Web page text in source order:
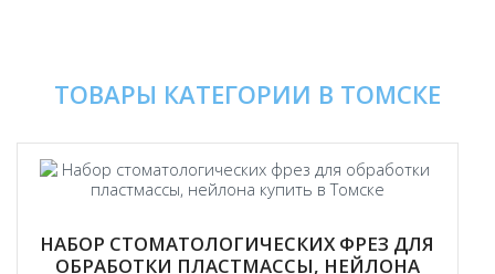
ТОВАРЫ КАТЕГОРИИ В ТОМСКЕ
НАБОР СТОМАТОЛОГИЧЕСКИХ ФРЕЗ ДЛЯ
ОБРАБОТКИ ПЛАСТМАССЫ, НЕЙЛОНА